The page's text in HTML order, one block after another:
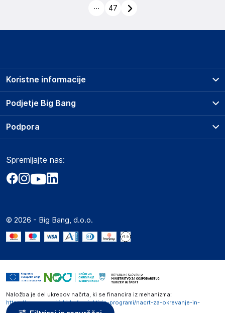
...
47
Podjetje Big Bang
O podjetju
Obvestila za javnost
Akt o digitalnih storitvah
Marketplace za partnerje
Novosti
Koristne informacije
Prodajna mesta
Storitve
Dostava, vnos in odvoz
Načini plačila
Zavarovanje izdelkov
Podpora
Marketplace
Kako oddati naročilo?
Spremljajte nas:
© 2026 - Big Bang, d.o.o.
Naložba je del ukrepov načrta, ki se financira iz mehanizma:
https://www.gov.si/zbirke/projekti-in-programi/nacrt-za-okrevanje-in-
odpornost